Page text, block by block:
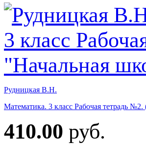
Рудницкая В.Н.
Математика. 3 класс Рабочая тетрадь
410.00 руб.